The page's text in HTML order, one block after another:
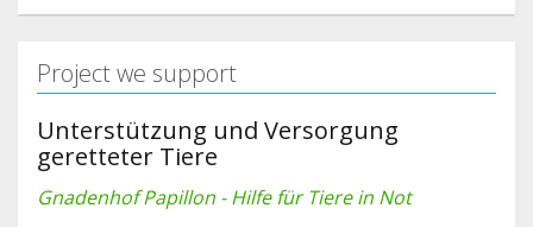
Project we support
Unterstützung und Versorgung
geretteter Tiere
Gnadenhof Papillon - Hilfe für Tiere in Not